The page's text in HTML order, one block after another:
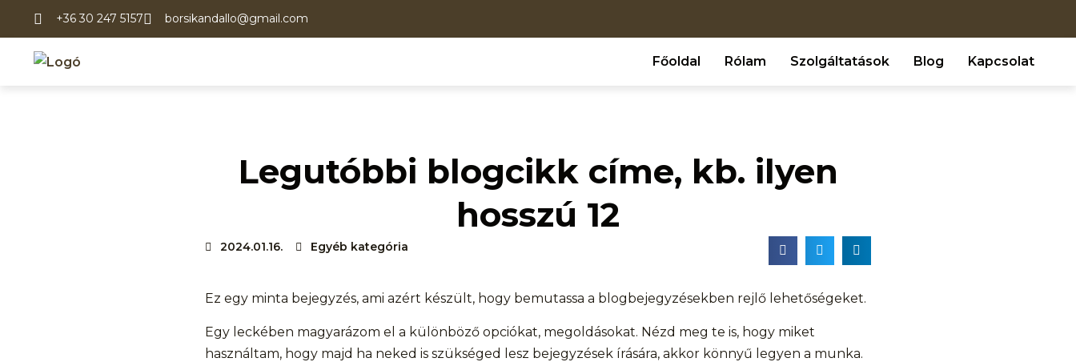
+36 30 247 5157 borsikandallo@gmail.com
Főoldal Rólam Szolgáltatások Blog Kapcsolat
Legutóbbi blogcikk címe, kb. ilyen
hosszú 12
2024.01.16. Egyéb kategória
Ez egy minta bejegyzés, ami azért készült, hogy bemutassa a blogbejegyzésekben rejlő lehetőségeket.
Egy leckében magyarázom el a különböző opciókat, megoldásokat. Nézd meg te is, hogy miket
használtam, hogy majd ha neked is szükséged lesz bejegyzések írására, akkor könnyű legyen a munka.